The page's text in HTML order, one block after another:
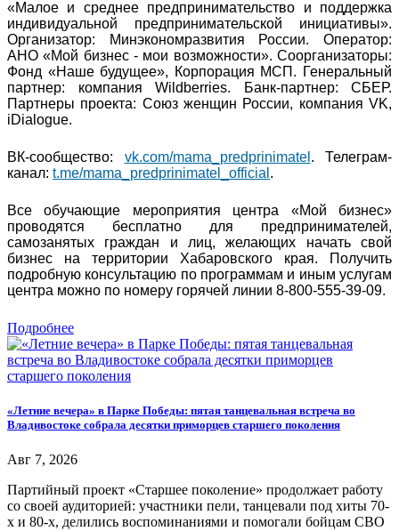
«Малое и среднее предпринимательство и поддержка
индивидуальной предпринимательской инициативы».
Организатор: Минэкономразвития России. Оператор:
АНО «Мой бизнес - мои возможности». Соорганизаторы:
Фонд «Наше будущее», Корпорация МСП. Генеральный
партнер: компания Wildberries. Банк-партнер: СБЕР.
Партнеры проекта: Союз женщин России, компания VK,
iDialogue.
ВК-сообщество: vk.com/mama_predprinimatel . Телеграм-
канал: t.me/mama_predprinimatel_official .
Все обучающие мероприятия центра «Мой бизнес»
проводятся бесплатно для предпринимателей,
самозанятых граждан и лиц, желающих начать свой
бизнес на территории Хабаровского края. Получить
подробную консультацию по программам и иным услугам
центра можно по номеру горячей линии 8-800-555-39-09.
Подробнее
«Летние вечера» в Парке Победы: пятая танцевальная встреча во
Владивостоке собрала десятки приморцев старшего поколения
Авг 7, 2026
Партийный проект «Старшее поколение» продолжает работу
со своей аудиторией: участники пели, танцевали под хиты 70-
х и 80-х, делились воспоминаниями и помогали бойцам СВО